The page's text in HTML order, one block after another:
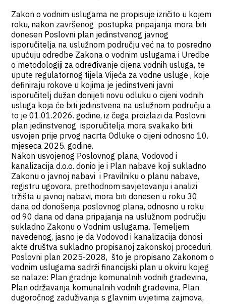
Zakon o vodnim uslugama ne propisuje izričito u kojem
roku, nakon završenog postupka pripajanja mora biti
donesen Poslovni plan jedinstvenog javnog
isporučitelja na uslužnom području već na to posredno
upućuju odredbe Zakona o vodnim uslugama i Uredbe
o metodologiji za određivanje cijena vodnih usluga, te
upute regulatornog tijela Vijeća za vodne usluge , koje
definiraju rokove u kojima je jedinstveni javni
isporučitelj dužan donijeti novu odluku o cijeni vodnih
usluga koja će biti jedinstvena na uslužnom području a
to je 01.01.2026. godine, iz čega proizlazi da Poslovni
plan jedinstvenog isporučitelja mora svakako biti
usvojen prije prvog nacrta Odluke o cijeni odnosno 10.
mjeseca 2025. godine.
Nakon usvojenog Poslovnog plana, Vodovod i
kanalizacija d.o.o. donio je i Plan nabave koji sukladno
Zakonu o javnoj nabavi i Pravilniku o planu nabave,
registru ugovora, prethodnom savjetovanju i analizi
tržišta u javnoj nabavi, mora biti donesen u roku 30
dana od donošenja poslovnog plana, odnosno u roku
od 90 dana od dana pripajanja na uslužnom području
sukladno Zakonu o Vodnim uslugama. Temeljem
navedenog, jasno je da Vodovod i kanalizacija donosi
akte društva sukladno propisanoj zakonskoj proceduri.
Poslovni plan 2025-2028, što je propisano Zakonom o
vodnim uslugama sadrži financijski plan u okviru kojeg
se nalaze: Plan gradnje komunalnih vodnih građevina,
Plan održavanja komunalnih vodnih građevina, Plan
dugoročnog zaduživanja s glavnim uvjetima zajmova,